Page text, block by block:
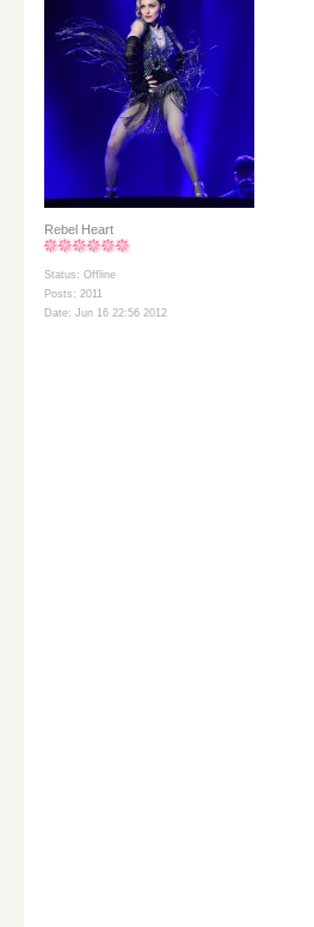
Rebel Heart
Status: Offline
Posts: 2011
Date: Jun 16 22:56 2012